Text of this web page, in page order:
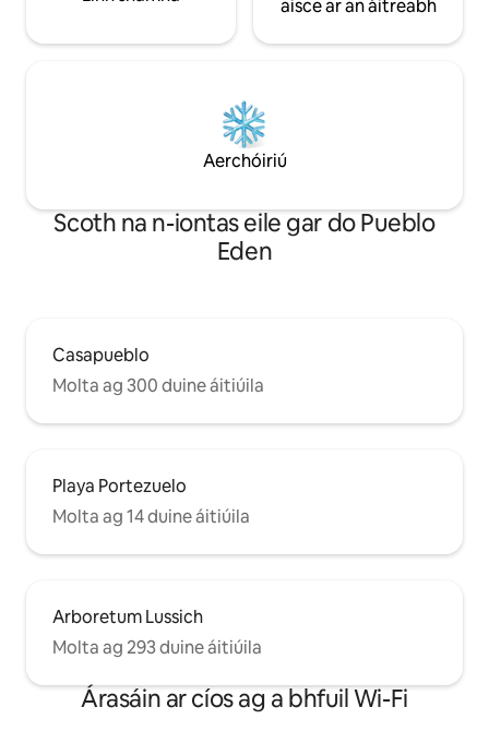
aisce ar an áitreabh
Aerchóiriú
Scoth na n-iontas eile gar do Pueblo
Eden
Casapueblo
Molta ag 300 duine áitiúila
Playa Portezuelo
Molta ag 14 duine áitiúila
Arboretum Lussich
Molta ag 293 duine áitiúila
Árasáin ar cíos ag a bhfuil Wi-Fi